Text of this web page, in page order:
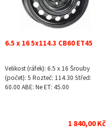
6.5 x 16 5x114.3 CB60 ET45
Velikost (ráfek): 6.5 x 16 Šrouby
(počet): 5 Rozteč: 114.30 Střed:
60.00 ABE: Ne ET: 45.00
1 840,00 Kč